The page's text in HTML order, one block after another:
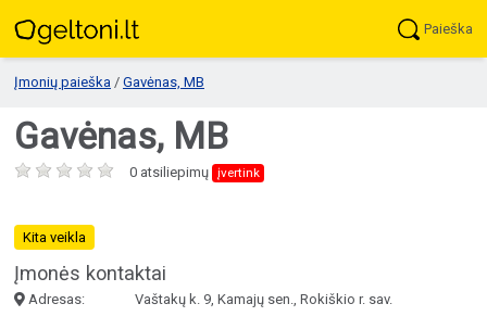
Paieška
Įmonių paieška / Gavėnas, MB
Gavėnas, MB
0 atsiliepimų įvertink
Kita veikla
Įmonės kontaktai
Adresas: Vaštakų k. 9, Kamajų sen., Rokiškio r. sav.